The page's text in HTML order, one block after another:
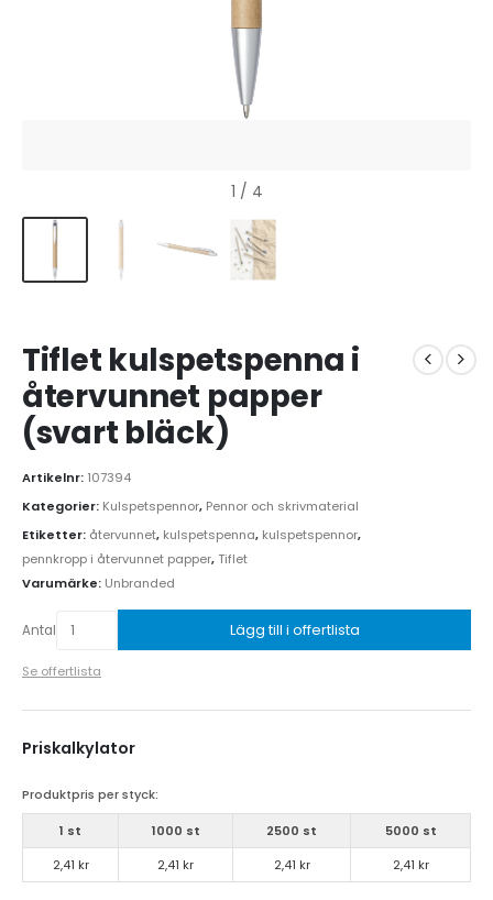
1 / 4
Tiflet kulspetspenna i
återvunnet papper
(svart bläck)
Artikelnr: 107394
Kategorier: Kulspetspennor, Pennor och skrivmaterial
Etiketter: återvunnet, kulspetspenna, kulspetspennor,
pennkropp i återvunnet papper,Tiflet
Varumärke: Unbranded
Antal Lägg till i offertlista
Se offertlista
Priskalkylator
Produktpris per styck:
1 st 1000 st 2500 st
5000 st
2,41 kr
2,41 kr 2,41 kr 2,41 kr